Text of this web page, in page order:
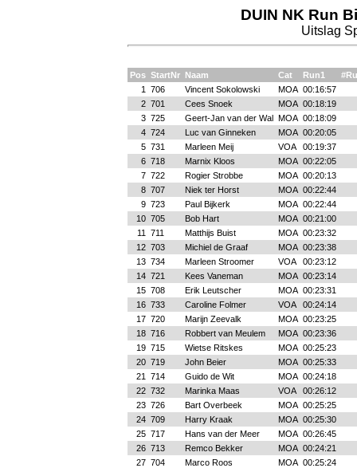
DUIN NK Run
Uitslag
Pos StartNr Naam Cat Run1
1
706 Vincent Sokolowski MOA 00:16:57
2 701 Cees Snoek MOA 00:18:19
3 725 Geert-Jan van der Wal MOA 00:18:09
4 724 Luc van Ginneken MOA 00:20:05
5 731 Marleen Meij VOA
00:19:37
6 718 Marnix Kloos MOA 00:22:05
7 722 Rogier Strobbe MOA 00:20:13
8 707 Niek ter Horst MOA 00:22:44
9 723 Paul Bijkerk MOA 00:22:44
10 705 Bob Hart MOA 00:21:00
11
711 Matthijs Buist MOA 00:23:32
12 703 Michiel de Graaf MOA 00:23:38
13 734 Marleen Stroomer VOA
00:23:12
14 721 Kees Vaneman MOA 00:23:14
15 708 Erik Leutscher MOA 00:23:31
16 733 Caroline Folmer VOA
00:24:14
17 720 Marijn Zeevalk MOA 00:23:25
18 716 Robbert van Meulem MOA 00:23:36
19 715 Wietse Ritskes MOA 00:25:23
20 719 John Beier MOA 00:25:33
21
714 Guido de Wit MOA 00:24:18
22 732 Marinka Maas VOA
00:26:12
23 726 Bart Overbeek MOA 00:25:25
24 709 Harry Kraak MOA 00:25:30
25 717 Hans van der Meer MOA 00:26:45
26 713 Remco Bekker MOA 00:24:21
27 704 Marco Roos MOA 00:25:24